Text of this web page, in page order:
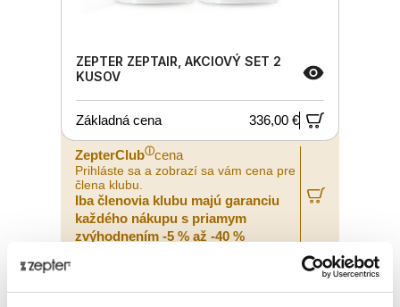
ZEPTER ZEPTAIR, AKCIOVÝ SET 2
KUSOV
Základná cena 336,00 €
ZepterClubⓘcena
Prihláste sa a zobrazí sa vám cena pre
člena klubu.
Iba členovia klubu majú garanciu
každého nákupu s priamym
zvýhodnením -5 % až -40 %